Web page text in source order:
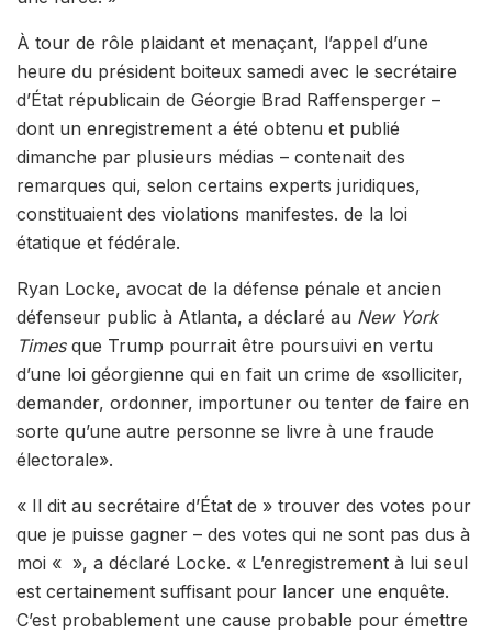
À tour de rôle plaidant et menaçant, l’appel d’une
heure du président boiteux samedi avec le secrétaire
d’État républicain de Géorgie Brad Raffensperger –
dont un enregistrement a été obtenu et publié
dimanche par plusieurs médias – contenait des
remarques qui, selon certains experts juridiques,
constituaient des violations manifestes. de la loi
étatique et fédérale.
Ryan Locke, avocat de la défense pénale et ancien
défenseur public à Atlanta, a déclaré au New York
Timesque Trump pourrait être poursuivi en vertu
d’une loi géorgienne qui en fait un crime de «solliciter,
demander, ordonner, importuner ou tenter de faire en
sorte qu’une autre personne se livre à une fraude
électorale».
« Il dit au secrétaire d’État de » trouver des votes pour
que je puisse gagner – des votes qui ne sont pas dus à
moi « », a déclaré Locke. « L’enregistrement à lui seul
est certainement suffisant pour lancer une enquête.
C’est probablement une cause probable pour émettre